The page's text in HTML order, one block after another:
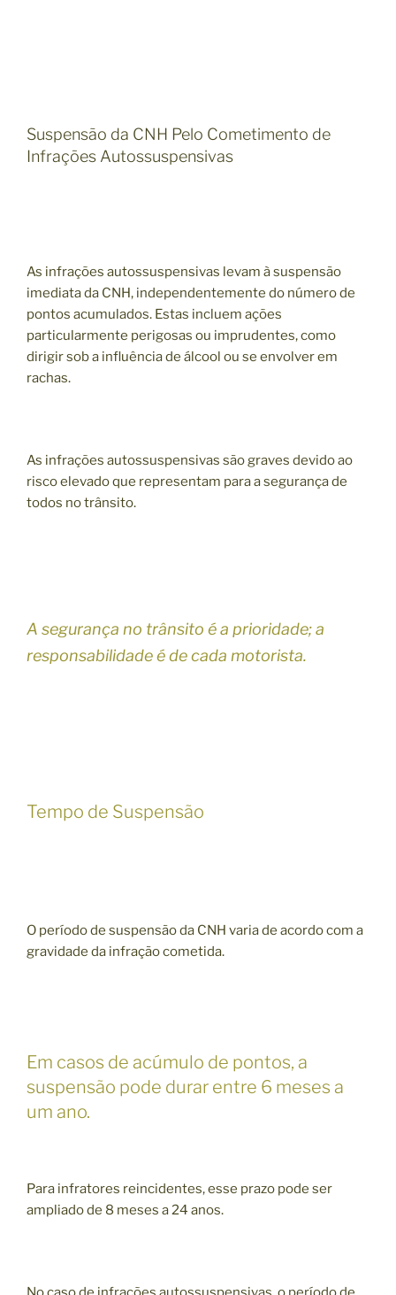
Suspensão da CNH Pelo Cometimento de
Infrações Autossuspensivas
As infrações autossuspensivas levam à suspensão
imediata da CNH, independentemente do número de
pontos acumulados. Estas incluem ações
particularmente perigosas ou imprudentes, como
dirigir sob a influência de álcool ou se envolver em
rachas.
As infrações autossuspensivas são graves devido ao
risco elevado que representam para a segurança de
todos no trânsito.
A segurança no trânsito é a prioridade; a
responsabilidade é de cada motorista.
Tempo de Suspensão
O período de suspensão da CNH varia de acordo com a
gravidade da infração cometida.
Em casos de acúmulo de pontos, a
suspensão pode durar entre 6 meses a
um ano.
Para infratores reincidentes, esse prazo pode ser
ampliado de 8 meses a 24 anos.